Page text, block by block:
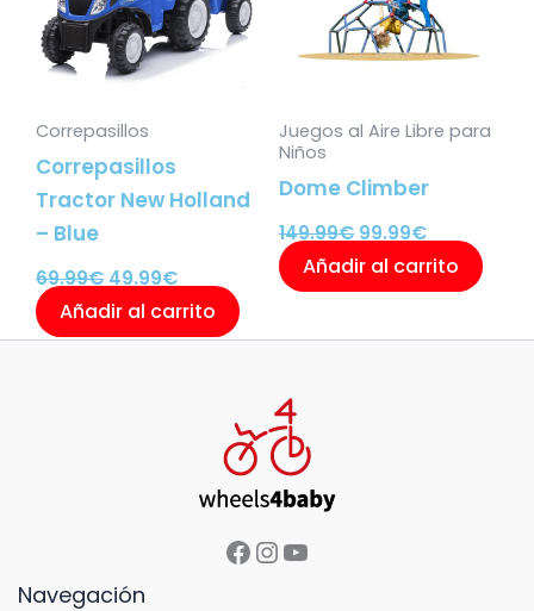
Correpasillos
Correpasillos
Tractor New Holland
– Blue
69.99€ 49.99€
Añadir al carrito
Juegos al Aire Libre para
Niños
Dome Climber
149.99€ 99.99€
Añadir al carrito
Navegación